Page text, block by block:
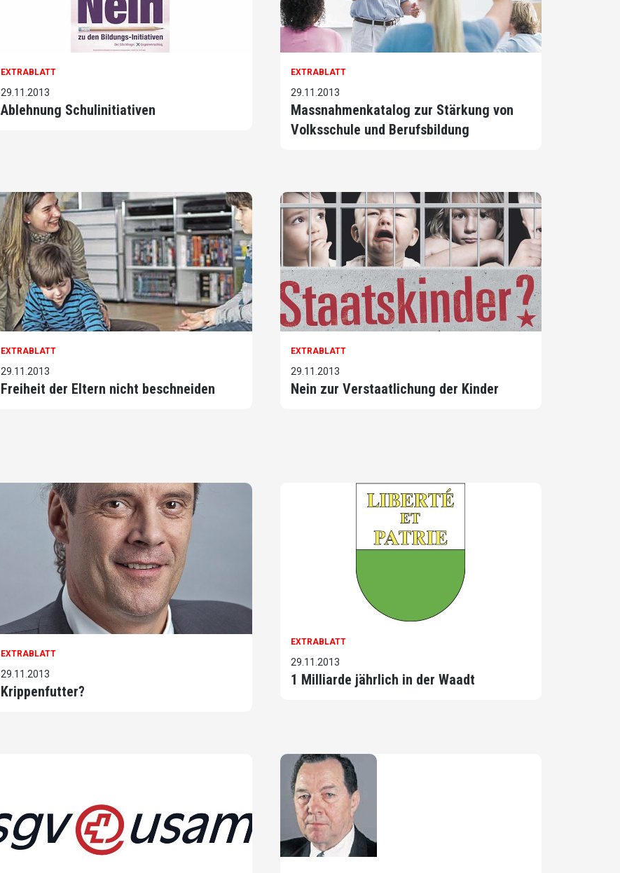
EXTRABLATT
29.11.2013
Ablehnung Schulinitiativen
EXTRABLATT
29.11.2013
Massnahmenkatalog zur Stärkung von
Volksschule und Berufsbildung
EXTRABLATT
29.11.2013
Freiheit der Eltern nicht beschneiden
EXTRABLATT
29.11.2013
Nein zur Verstaatlichung der Kinder
EXTRABLATT
29.11.2013
Krippenfutter?
EXTRABLATT
29.11.2013
1 Milliarde jährlich in der Waadt